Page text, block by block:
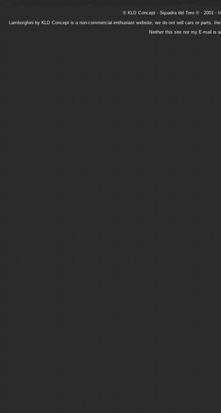
© KLD Concept - Squadra del Toro © - 2001 -
Lamborghini by KLD Concept is a non-commercial enthusiast website, we do not sell cars or parts,
Neither this site nor my E-mail is